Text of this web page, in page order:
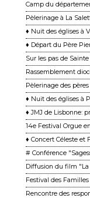
Camp du
Pèlerinage à La
♦ Nuit des églises à
♦ Départ du Père
Sur les pas de
Rassemblement
Pèlerinage des
♦ Nuit des églises à
♦ JMJ de Lisbonne:
14e Festival Orgue
♦ Concert Céleste et
# Conférence
Diffusion du film "La
Festival des Familles
Rencontre des